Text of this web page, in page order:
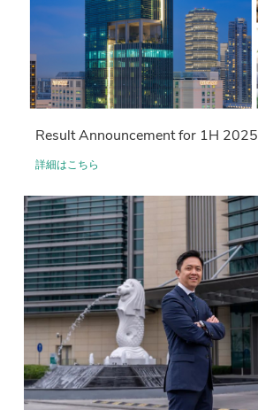
Result Announcement for 1H 2025
詳細はこちら